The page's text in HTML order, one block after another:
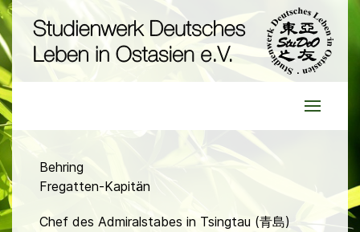
Behring
Fregatten-Kapitän
Chef des Admiralstabes in Tsingtau (青島)